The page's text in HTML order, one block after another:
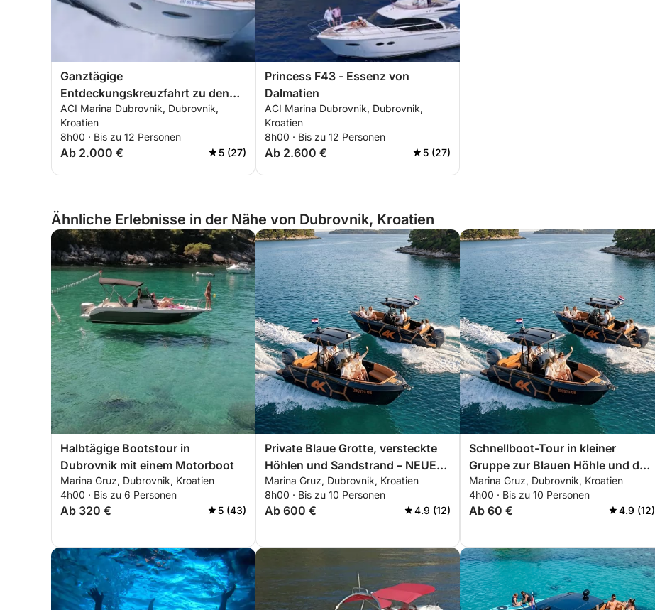
Ganztägige
Entdeckungskreuzfahrt zu den
Elaphiten
ACI Marina Dubrovnik, Dubrovnik,
Kroatien
8h00 · Bis zu 12 Personen
Ab 2.000 € 5 (27)
Princess F43 - Essenz von
Dalmatien
ACI Marina Dubrovnik, Dubrovnik,
Kroatien
8h00 · Bis zu 12 Personen
Ab 2.600 € 5 (27)
Ähnliche Erlebnisse in der Nähe von Dubrovnik, Kroatien
Halbtägige Bootstour in
Dubrovnik mit einem Motorboot
Marina Gruz, Dubrovnik, Kroatien
4h00 · Bis zu 6 Personen
Ab 320 € 5 (43)
Private Blaue Grotte, versteckte
Höhlen und Sandstrand – NEUES
Schnellboot, Erkunden Sie die
Elaphiten-Inseln 8 Stunden
Marina Gruz, Dubrovnik, Kroatien
8h00 · Bis zu 10 Personen
Ab 600 € 4.9 (12)
Schnellboot-Tour in kleiner
Gruppe zur Blauen Höhle und den
Elaphits-Inseln
Marina Gruz, Dubrovnik, Kroatien
4h00 · Bis zu 10 Personen
Ab 60 € 4.9 (12)